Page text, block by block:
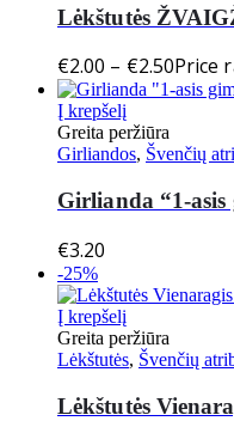
Lėkštutės
€2.00 – €2.50Price
Į krepšelį
Greita peržiūra
Girliandos, Švenčių
Girlianda “1-asis
€3.20
-25%
Į krepšelį
Greita peržiūra
Lėkštutės, Švenčių
Lėkštutės